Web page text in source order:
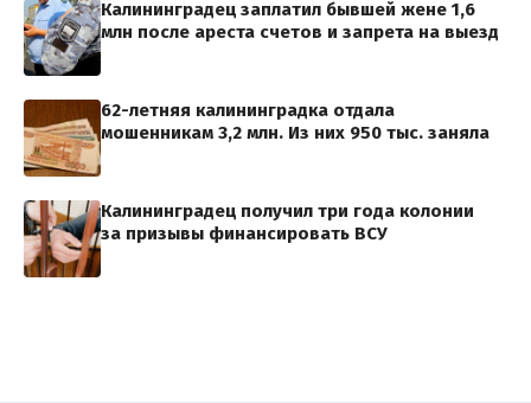
Калининградец заплатил бывшей жене 1,6
млн после ареста счетов и запрета на выезд
62-летняя калининградка отдала
мошенникам 3,2 млн. Из них 950 тыс. заняла
Калининградец получил три года колонии
за призывы финансировать ВСУ